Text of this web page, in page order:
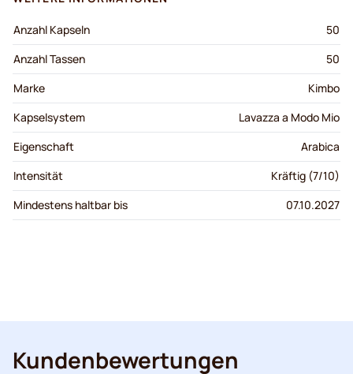
Anzahl Kapseln
50
Anzahl Tassen
50
Marke
Kimbo
Kapselsystem
Lavazza a Modo Mio
Eigenschaft
Arabica
Intensität
Kräftig (7/10)
Mindestens haltbar bis
07.10.2027
Kundenbewertungen